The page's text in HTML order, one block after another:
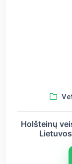
Holšteinų